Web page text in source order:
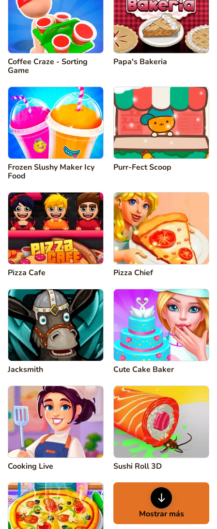
Coffee Craze - Sorting
Game
Papa's Bakeria
Frozen Slushy Maker Icy
Food
Purr-Fect Scoop
Pizza Cafe Pizza Chief
Jacksmith Cute Cake Baker
Cooking Live Sushi Roll 3D
Mostrar más